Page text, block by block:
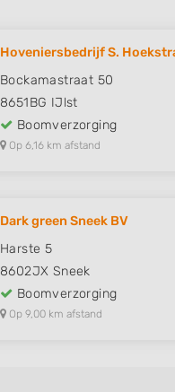
Hoveniersbedrijf S.
Bockamastraat 50
8651BG IJlst
Boomverzorging
Op 6,16 km afstand
Dark green Sneek BV
Harste 5
8602JX Sneek
Boomverzorging
Op 9,00 km afstand